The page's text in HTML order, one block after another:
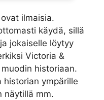
ilmaisia.
käydä, sillä
jokaiselle löytyy
Victoria &
historiaan.
historian ympärille
näytillä mm.